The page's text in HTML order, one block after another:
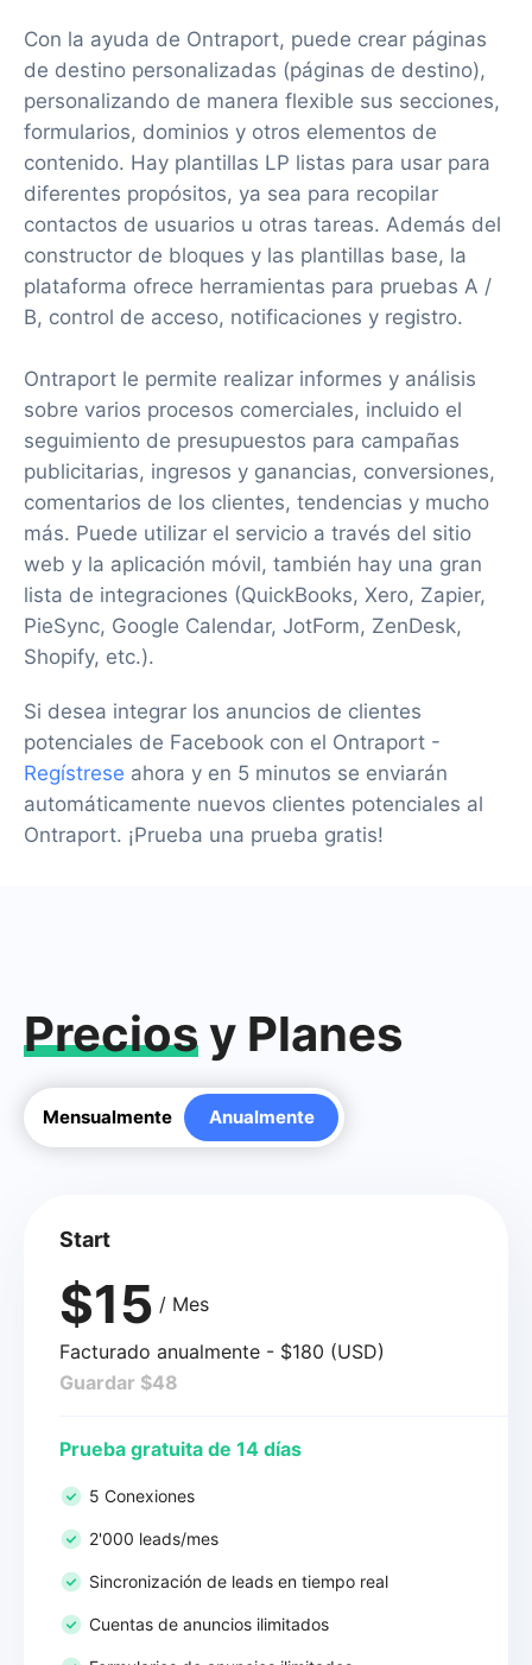
Con la ayuda de Ontraport, puede crear páginas
de destino personalizadas (páginas de destino),
personalizando de manera flexible sus secciones,
formularios, dominios y otros elementos de
contenido. Hay plantillas LP listas para usar para
diferentes propósitos, ya sea para recopilar
contactos de usuarios u otras tareas. Además del
constructor de bloques y las plantillas base, la
plataforma ofrece herramientas para pruebas A /
B, control de acceso, notificaciones y registro.
Ontraport le permite realizar informes y análisis
sobre varios procesos comerciales, incluido el
seguimiento de presupuestos para campañas
publicitarias, ingresos y ganancias, conversiones,
comentarios de los clientes, tendencias y mucho
más. Puede utilizar el servicio a través del sitio
web y la aplicación móvil, también hay una gran
lista de integraciones (QuickBooks, Xero, Zapier,
PieSync, Google Calendar, JotForm, ZenDesk,
Shopify, etc.).
Si desea integrar los anuncios de clientes
potenciales de Facebook con el Ontraport -
Regístrese ahora y en 5 minutos se enviarán
automáticamente nuevos clientes potenciales al
Ontraport. ¡Prueba una prueba gratis!
Preciosy Planes
Mensualmente Anualmente
Start
$15 / Mes
Facturado anualmente - $180 (USD)
Guardar $48
Prueba gratuita de 14 días
5 Conexiones
2'000 leads/mes
Sincronización de leads en tiempo real
Cuentas de anuncios ilimitados